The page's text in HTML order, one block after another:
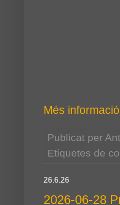
Més
Publicat per
Etiquetes de
26.6.26
2026-06-28